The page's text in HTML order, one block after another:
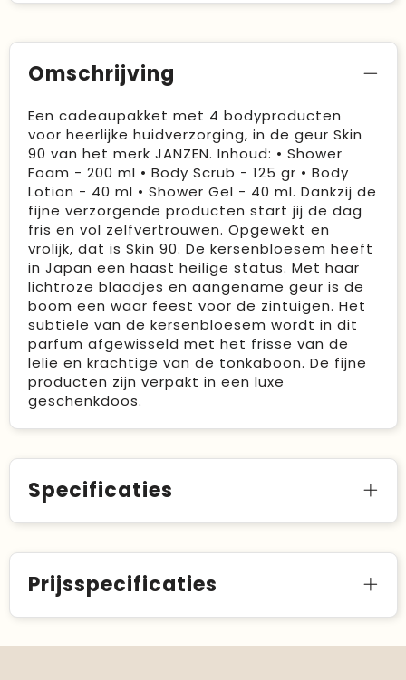
Omschrijving
Een cadeaupakket met 4 bodyproducten
voor heerlijke huidverzorging, in de geur Skin
90 van het merk JANZEN. Inhoud: • Shower
Foam - 200 ml • Body Scrub - 125 gr • Body
Lotion - 40 ml • Shower Gel - 40 ml. Dankzij de
fijne verzorgende producten start jij de dag
fris en vol zelfvertrouwen. Opgewekt en
vrolijk, dat is Skin 90. De kersenbloesem heeft
in Japan een haast heilige status. Met haar
lichtroze blaadjes en aangename geur is de
boom een waar feest voor de zintuigen. Het
subtiele van de kersenbloesem wordt in dit
parfum afgewisseld met het frisse van de
lelie en krachtige van de tonkaboon. De fijne
producten zijn verpakt in een luxe
geschenkdoos.
Specificaties
Prijsspecificaties